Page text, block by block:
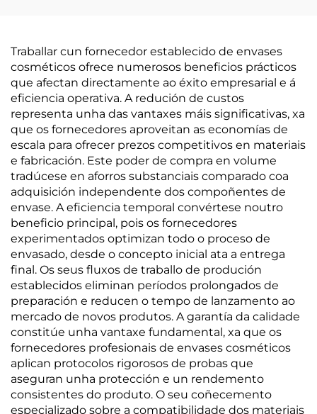
Traballar cun fornecedor establecido de envases
cosméticos ofrece numerosos beneficios prácticos
que afectan directamente ao éxito empresarial e á
eficiencia operativa. A redución de custos
representa unha das vantaxes máis significativas, xa
que os fornecedores aproveitan as economías de
escala para ofrecer prezos competitivos en materiais
e fabricación. Este poder de compra en volume
tradúcese en aforros substanciais comparado coa
adquisición independente dos compoñentes de
envase. A eficiencia temporal convértese noutro
beneficio principal, pois os fornecedores
experimentados optimizan todo o proceso de
envasado, desde o concepto inicial ata a entrega
final. Os seus fluxos de traballo de produción
establecidos eliminan períodos prolongados de
preparación e reducen o tempo de lanzamento ao
mercado de novos produtos. A garantía da calidade
constitúe unha vantaxe fundamental, xa que os
fornecedores profesionais de envases cosméticos
aplican protocolos rigorosos de probas que
aseguran unha protección e un rendemento
consistentes do produto. O seu coñecemento
especializado sobre a compatibilidade dos materiais